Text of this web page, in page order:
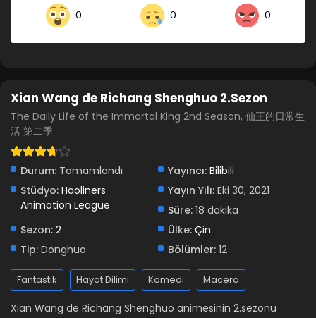
0 0 0
Xian Wang de Richang Shenghuo 2.Sezon
The Daily Life of the Immortal King 2nd Season, 仙王的日常生
活 第二季
Durum: Tamamlandı Yayıncı: Bilibili
Stüdyo: Haoliners
Animation League
Yayın Yılı: Eki 30, 2021
Süre: 18 dakika
Sezon: 2 Ülke: Çin
Tip: Donghua Bölümler: 12
Fantastik Hayat Dilimi Komedi Macera
Xian Wang de Richang Shenghuo animesinin 2.sezonu